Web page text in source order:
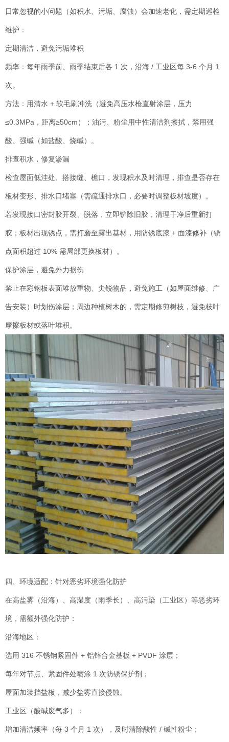
日常忽视的小问题（如积水、污垢、腐蚀）会加速老化，需定期巡检
维护：
定期清洁，避免污垢堆积
频率：每年雨季前、雨季结束后各 1 次，沿海 / 工业区每 3-6 个月 1
次。
方法：用清水 + 软毛刷冲洗（避免高压水枪直射涂层，压力
≤0.3MPa，距离≥50cm）；油污、粉尘用中性清洁剂擦拭，禁用强
酸、强碱（如盐酸、烧碱）。
排查积水，修复渗漏
检查屋面低洼处、搭接缝、檐口，发现积水及时清理，排查是否存在
板材变形、排水口堵塞（需疏通排水口，必要时调整板材坡度）。
若发现接口密封胶开裂、脱落，立即铲除旧胶，清理干净后重新打
胶；板材出现锈点，需打磨至露出基材，用防锈底漆 + 面漆修补（锈
点面积超过 10% 需局部更换板材）。
保护涂层，避免外力损伤
禁止在彩钢板表面堆放重物、尖锐物品，避免施工（如屋面维修、广
告安装）时划伤涂层；周边种植树木的，需定期修剪树枝，避免枝叶
摩擦板材或落叶堆积。
四、环境适配：针对恶劣环境强化防护
在高盐雾（沿海）、高湿度（雨季长）、高污染（工业区）等恶劣环
境，需额外强化防护：
沿海地区：
选用 316 不锈钢紧固件 + 铝锌合金基板 + PVDF 涂层；
每年对节点、紧固件处喷涂 1 次防锈保护剂；
屋面加装挡盐板，减少盐雾直接侵蚀。
工业区（酸碱废气多）：
增加清洁频率（每 3 个月 1 次），及时清除酸性 / 碱性粉尘；